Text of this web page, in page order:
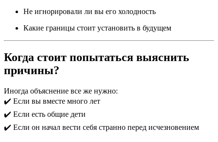
Не игнорировали ли вы его холодность
Какие границы стоит установить в будущем
Когда стоит попытаться выяснить
причины?
Иногда объяснение все же нужно:
✔️ Если вы вместе много лет
✔️ Если есть общие дети
✔️ Если он начал вести себя странно перед исчезновением